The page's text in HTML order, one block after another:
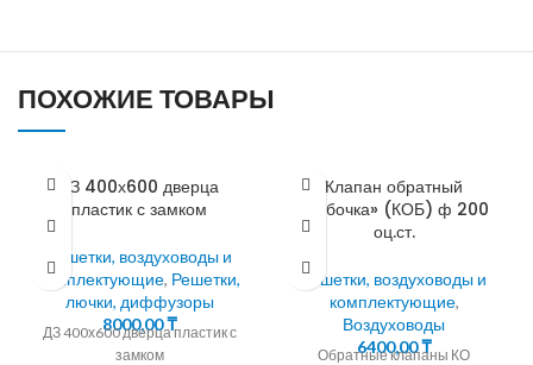
ПОХОЖИЕ ТОВАРЫ
ДЗ 400х600 дверца
пластик с замком
Решетки, воздуховоды и
комплектующие, Решетки,
лючки, диффузоры
8000,00₸
ДЗ 400х600 дверца пластик с
замком
Клапан обратный
«бабочка» (КОБ) ф 200
оц.ст.
Решетки, воздуховоды и
комплектующие,
Воздуховоды
6400,00₸
Обратные клапаны КО